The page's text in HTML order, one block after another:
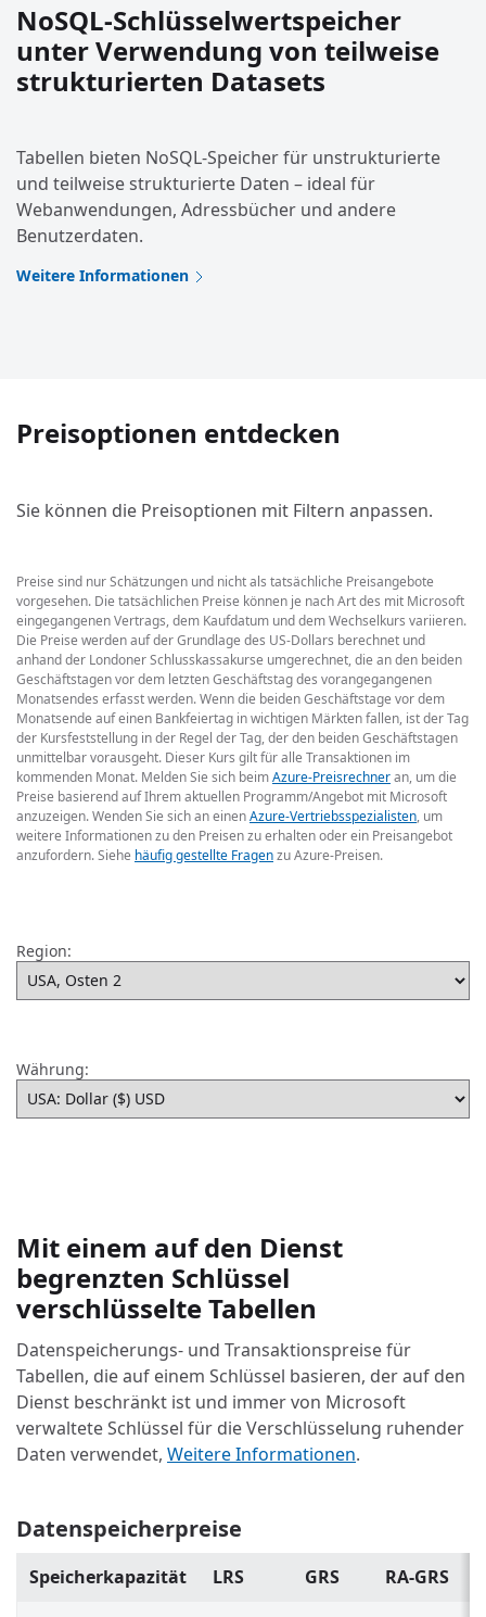
NoSQL-Schlüsselwertspeicher
unter Verwendung von teilweise
strukturierten Datasets
Tabellen bieten NoSQL-Speicher für unstrukturierte
und teilweise strukturierte Daten – ideal für
Webanwendungen, Adressbücher und andere
Benutzerdaten.
Weitere Informationen
Preisoptionen entdecken
Sie können die Preisoptionen mit Filtern anpassen.
Preise sind nur Schätzungen und nicht als tatsächliche Preisangebote
vorgesehen. Die tatsächlichen Preise können je nach Art des mit Microsoft
eingegangenen Vertrags, dem Kaufdatum und dem Wechselkurs variieren.
Die Preise werden auf der Grundlage des US-Dollars berechnet und
anhand der Londoner Schlusskassakurse umgerechnet, die an den beiden
Geschäftstagen vor dem letzten Geschäftstag des vorangegangenen
Monatsendes erfasst werden. Wenn die beiden Geschäftstage vor dem
Monatsende auf einen Bankfeiertag in wichtigen Märkten fallen, ist der Tag
der Kursfeststellung in der Regel der Tag, der den beiden Geschäftstagen
unmittelbar vorausgeht. Dieser Kurs gilt für alle Transaktionen im
kommenden Monat. Melden Sie sich beimAzure-Preisrechneran, um die
Preise basierend auf Ihrem aktuellen Programm/Angebot mit Microsoft
anzuzeigen. Wenden Sie sich an einenAzure-Vertriebsspezialisten, um
weitere Informationen zu den Preisen zu erhalten oder ein Preisangebot
anzufordern. Siehe häufig gestellte Fragenzu Azure-Preisen.
Region:
Währung:
Mit einem auf den Dienst
begrenzten Schlüssel
verschlüsselte Tabellen
Datenspeicherungs- und Transaktionspreise für
Tabellen, die auf einem Schlüssel basieren, der auf den
Dienst beschränkt ist und immer von Microsoft
verwaltete Schlüssel für die Verschlüsselung ruhender
Daten verwendet, Weitere Informationen.
Datenspeicherpreise
Speicherkapazität LRS GRS RA-GRS